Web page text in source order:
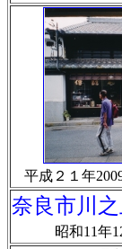
平成２１年
奈良市川
昭和11年